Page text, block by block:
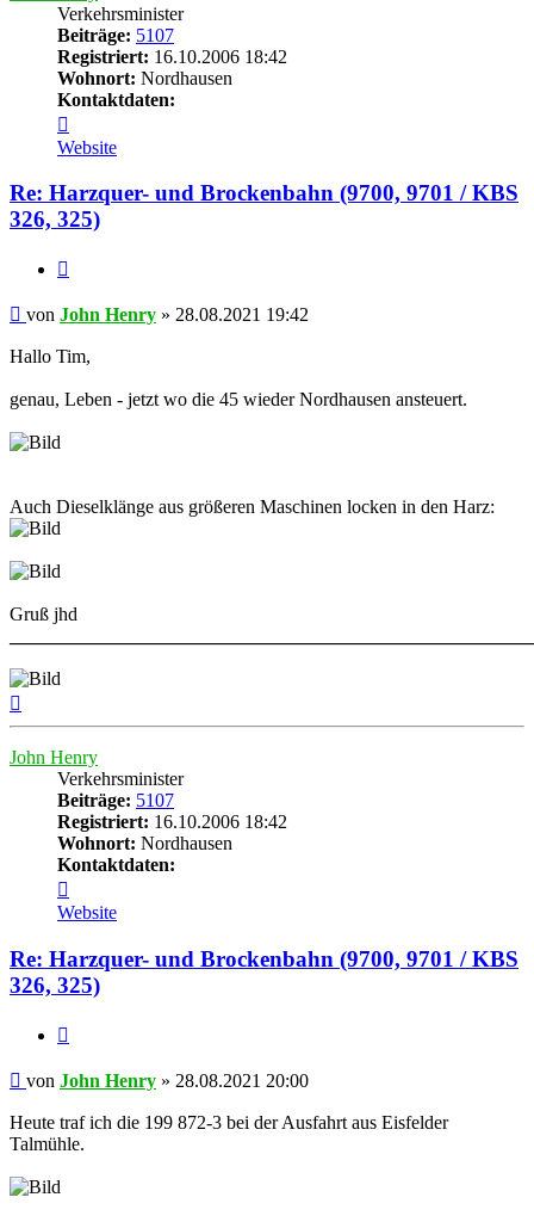
Verkehrsminister
Beiträge: 5107
Registriert: 16.10.2006 18:42
Wohnort: Nordhausen
Kontaktdaten:
von
John
Henry
Website
Re: Harzquer- und Brockenbahn (9700, 9701 / KBS
326, 325)
Beitrag
von John Henry » 28.08.2021 19:42
Hallo Tim,
genau, Leben - jetzt wo die 45 wieder Nordhausen ansteuert.
Auch Dieselklänge aus größeren Maschinen locken in den Harz:
Gruß jhd
John Henry
Verkehrsminister
Beiträge: 5107
Registriert: 16.10.2006 18:42
Wohnort: Nordhausen
Kontaktdaten:
von
John
Website
Re: Harzquer- und Brockenbahn (9700, 9701 / KBS
326, 325)
Beitrag
von John Henry » 28.08.2021 20:00
Heute traf ich die 199 872-3 bei der Ausfahrt aus Eisfelder
Talmühle.